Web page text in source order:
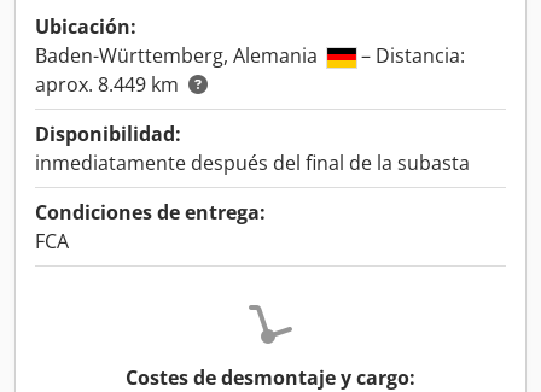
Ubicación:
Baden-Württemberg, Alemania
– Distancia:
aprox. 8.449 km
Disponibilidad:
inmediatamente después del final de la subasta
Condiciones de entrega:
FCA
Costes de desmontaje y cargo: